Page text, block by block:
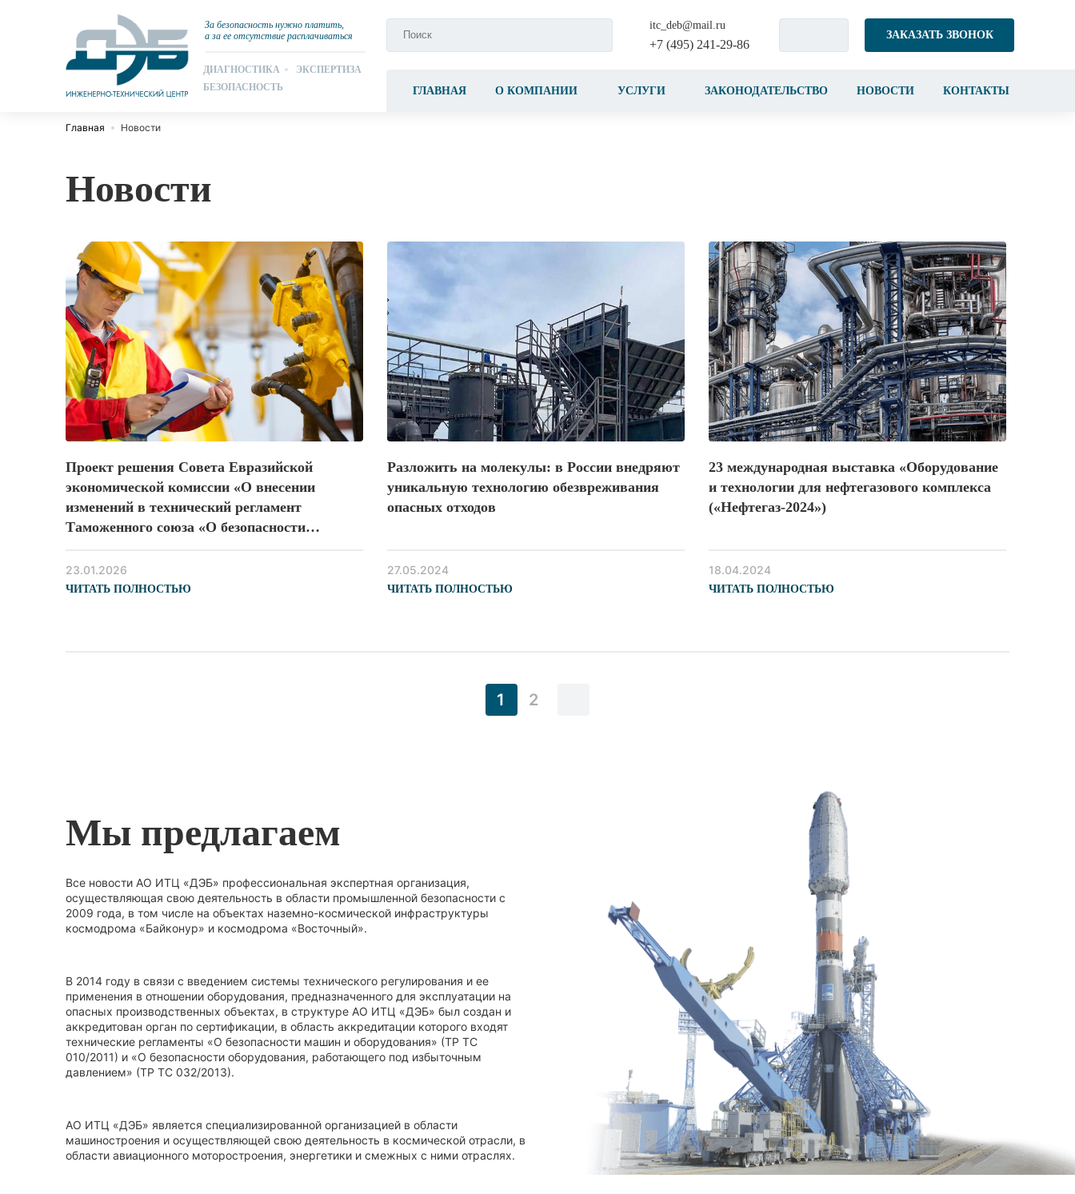
За безопасность нужно платить,
а за ее отсутствие расплачиваться
ДИАГНОСТИКА
ЭКСПЕРТИЗА
БЕЗОПАСНОСТЬ
itc_deb@mail.ru
+7 (495) 241-29-86
ЗАКАЗАТЬ ЗВОНОК
ГЛАВНАЯ О КОМПАНИИ УСЛУГИ ЗАКОНОДАТЕЛЬСТВО НОВОСТИ КОНТАКТЫ
Главная Новости
Новости
Проект решения Совета Евразийской
экономической комиссии «О внесении
изменений в технический регламент
Таможенного союза «О безопасности
давлением» (ТР ТС 032/2013)
23.01.2026
ЧИТАТЬ ПОЛНОСТЬЮ
Разложить на молекулы: в России внедряют
уникальную технологию обезвреживания
опасных отходов
27.05.2024
ЧИТАТЬ ПОЛНОСТЬЮ
23 международная выставка «Оборудование
и технологии для нефтегазового комплекса
(«Нефтегаз-2024»)
18.04.2024
ЧИТАТЬ ПОЛНОСТЬЮ
1 2
Мы предлагаем
Все новости АО ИТЦ «ДЭБ» профессиональная экспертная организация,
осуществляющая свою деятельность в области промышленной безопасности с
2009 года, в том числе на объектах наземно-космической инфраструктуры
космодрома «Байконур» и космодрома «Восточный».
В 2014 году в связи с введением системы технического регулирования и ее
применения в отношении оборудования, предназначенного для эксплуатации на
опасных производственных объектах, в структуре АО ИТЦ «ДЭБ» был создан и
аккредитован орган по сертификации, в область аккредитации которого входят
технические регламенты «О безопасности машин и оборудования» (ТР ТС
010/2011) и «О безопасности оборудования, работающего под избыточным
давлением» (ТР ТС 032/2013).
АО ИТЦ «ДЭБ» является специализированной организацией в области
машиностроения и осуществляющей свою деятельность в космической отрасли, в
области авиационного моторостроения, энергетики и смежных с ними отраслях.